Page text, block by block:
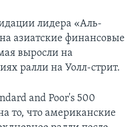
лидера «Аль-
азиатские финансовые
выросли на
ралли на Уолл-стрит.
and Poor's 500
то, что американские